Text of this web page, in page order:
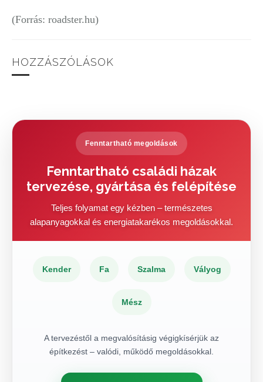
(Forrás: roadster.hu)
HOZZÁSZÓLÁSOK
Fenntartható megoldások
Fenntartható családi házak
tervezése, gyártása és felépítése
Teljes folyamat egy kézben – természetes
alapanyagokkal és energiatakarékos megoldásokkal.
Kender Fa Szalma Vályog
Mész
A tervezéstől a megvalósításig végigkísérjük az
építkezést – valódi, működő megoldásokkal.